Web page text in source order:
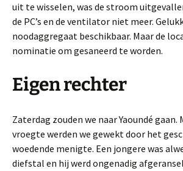
uit te wisselen, was de stroom
de PC’s en de ventilator niet meer.
noodaggregaat beschikbaar. Maar de
nominatie om gesaneerd te worden.
Eigen rechter
Zaterdag zouden we naar Yaoundé gaan.
vroegte werden we gewekt door het
woedende menigte. Een jongere was
diefstal en hij werd ongenadig